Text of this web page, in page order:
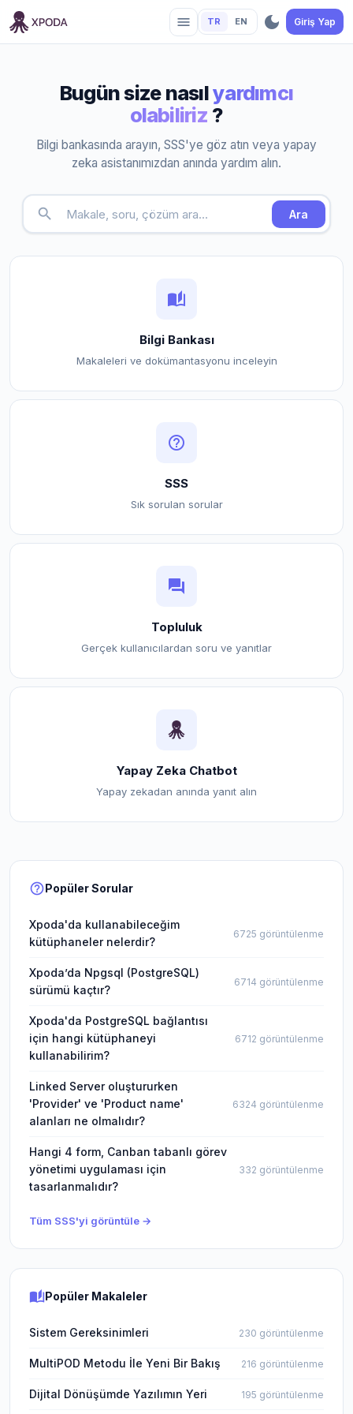
menu TR EN dark_mode Giriş Yap
Bugün size nasılyardımcı
olabiliriz ?
Bilgi bankasında arayın, SSS'ye göz atın veya yapay
zeka asistanımızdan anında yardım alın.
search Ara
auto_stories
Bilgi Bankası
Makaleleri ve dokümantasyonu inceleyin
help_outline
SSS
Sık sorulan sorular
forum
Topluluk
Gerçek kullanıcılardan soru ve yanıtlar
Yapay Zeka Chatbot
Yapay zekadan anında yanıt alın
help_outlinePopüler Sorular
Xpoda'da kullanabileceğim
kütüphaneler nelerdir?
6725 görüntülenme
Xpoda’da Npgsql (PostgreSQL)
sürümü kaçtır?
6714 görüntülenme
Xpoda'da PostgreSQL bağlantısı
için hangi kütüphaneyi
kullanabilirim?
6712 görüntülenme
Linked Server oluştururken
'Provider' ve 'Product name'
alanları ne olmalıdır?
6324 görüntülenme
Hangi 4 form, Canban tabanlı görev
yönetimi uygulaması için
tasarlanmalıdır?
332 görüntülenme
Tüm SSS'yi görüntüle →
auto_storiesPopüler Makaleler
Sistem Gereksinimleri 230 görüntülenme
MultiPOD Metodu İle Yeni Bir Bakış 216 görüntülenme
Dijital Dönüşümde Yazılımın Yeri 195 görüntülenme